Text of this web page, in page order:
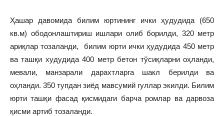
Ҳашар давомида билим юртининг ички ҳудудида (650
кв.м) ободонлаштириш ишлари олиб борилди, 320 метр
ариқлар тозаланди, билим юрти ички ҳудудида 450 метр
ва ташқи худудида 400 метр бетон тўсиқларни оҳланди,
мевали, манзарали дарахтларга шакл берилди ва
оҳланди. 350 тупдан зиёд мавсумий гуллар экилди. Билим
юрти ташқи фасад қисмидаги барча ромлар ва дарвоза
қисми артиб тозаланди.